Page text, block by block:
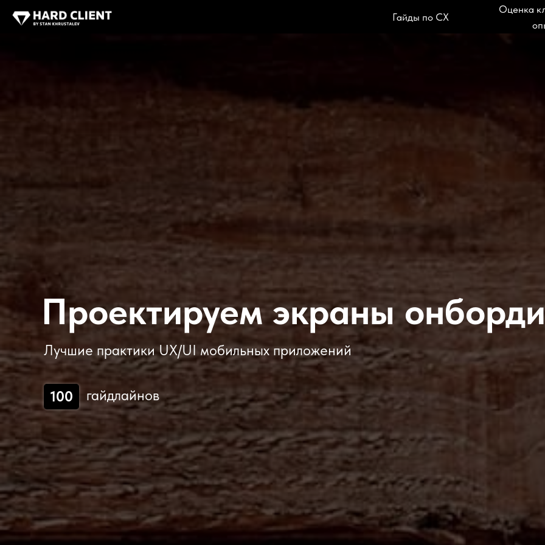
Гайды по CX
Оценка
Проектируем экраны
Лучшие практики UX/UI мобильных приложений
100 гайдлайнов